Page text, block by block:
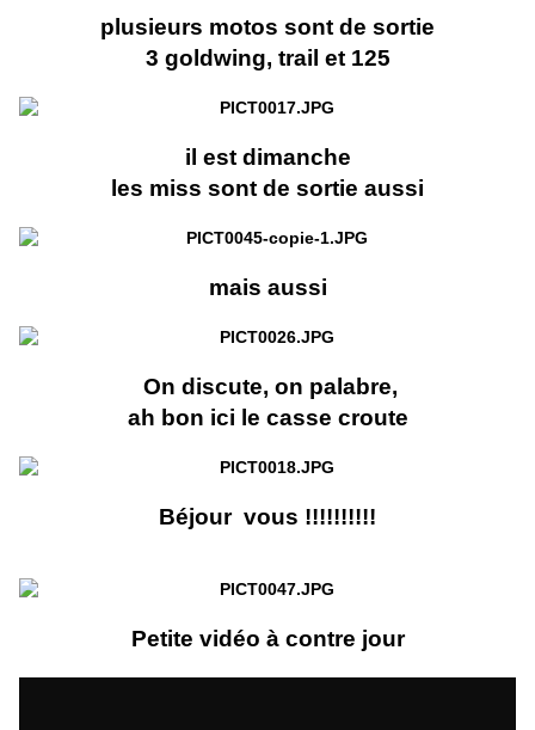
plusieurs motos sont de sortie
3 goldwing, trail et 125
il est dimanche
les miss sont de sortie aussi
mais aussi
On discute, on palabre,
ah bon ici le casse croute
Béjour vous !!!!!!!!!!
Petite vidéo à contre jour